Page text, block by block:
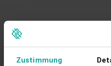
Zustimmung
Gute Neuigkeiten: